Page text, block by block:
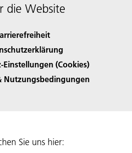
die Website
Einstellungen (Cookies)
Nutzungsbedingungen
Sie uns hier: